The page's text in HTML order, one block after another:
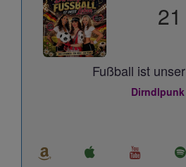
21
Fußball ist
Dirndlpunk